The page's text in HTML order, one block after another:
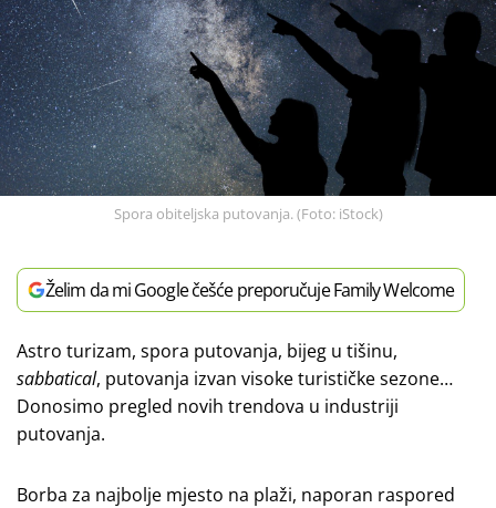
Spora obiteljska putovanja. (Foto: iStock)
Želim da mi Google češće preporučuje Family Welcome
Astro turizam, spora putovanja, bijeg u tišinu,
sabbatical, putovanja izvan visoke turističke sezone…
Donosimo pregled novih trendova u industriji
putovanja.
Borba za najbolje mjesto na plaži, naporan raspored